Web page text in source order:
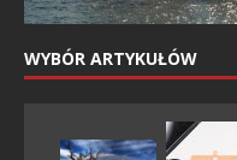
WYBÓR ARTYKUŁÓW